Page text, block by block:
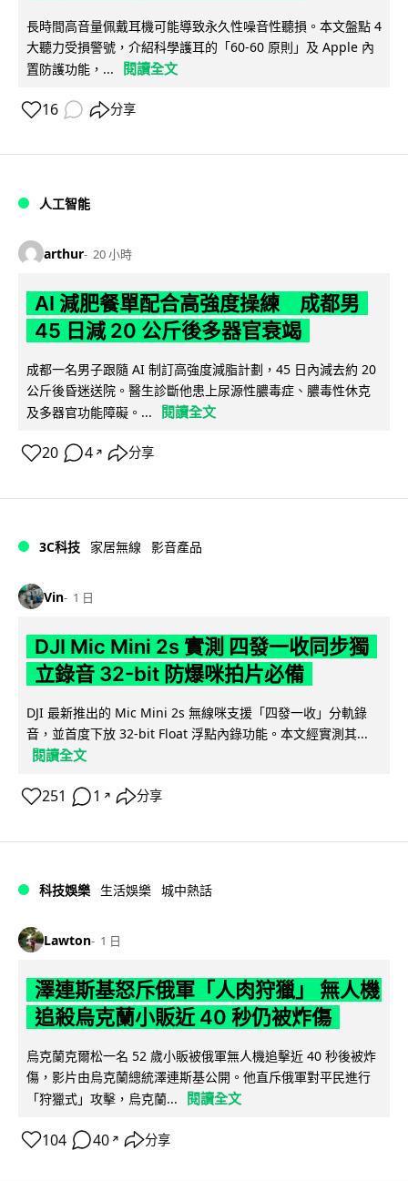
長時間高音量佩戴耳機可能導致永久性噪音性聽損。本文盤點 4
大聽力受損警號，介紹科學護耳的「60-60 原則」及 Apple 內
置防護功能，...
閱讀全文
16 分享
人工智能
arthur 20 小時
AI 減肥餐單配合高強度操練 成都男
45 日減 20 公斤後多器官衰竭
成都一名男子跟隨 AI 制訂高強度減脂計劃，45 日內減去約 20
公斤後昏迷送院。醫生診斷他患上尿源性膿毒症、膿毒性休克
及多器官功能障礙。...
閱讀全文
20 4 ↗ 分享
3C科技 家居無線 影音產品
Vin 1 日
DJI Mic Mini 2s 實測 四發一收同步獨
立錄音 32-bit 防爆咪拍片必備
DJI 最新推出的 Mic Mini 2s 無線咪支援「四發一收」分軌錄
音，並首度下放 32-bit Float 浮點內錄功能。本文經實測其...
閱讀全文
251 1 ↗ 分享
科技娛樂 生活娛樂 城中熱話
Lawton 1 日
澤連斯基怒斥俄軍「人肉狩獵」 無人機
追殺烏克蘭小販近 40 秒仍被炸傷
烏克蘭克爾松一名 52 歲小販被俄軍無人機追擊近 40 秒後被炸
傷，影片由烏克蘭總統澤連斯基公開。他直斥俄軍對平民進行
「狩獵式」攻擊，烏克蘭...
閱讀全文
104 40 ↗ 分享